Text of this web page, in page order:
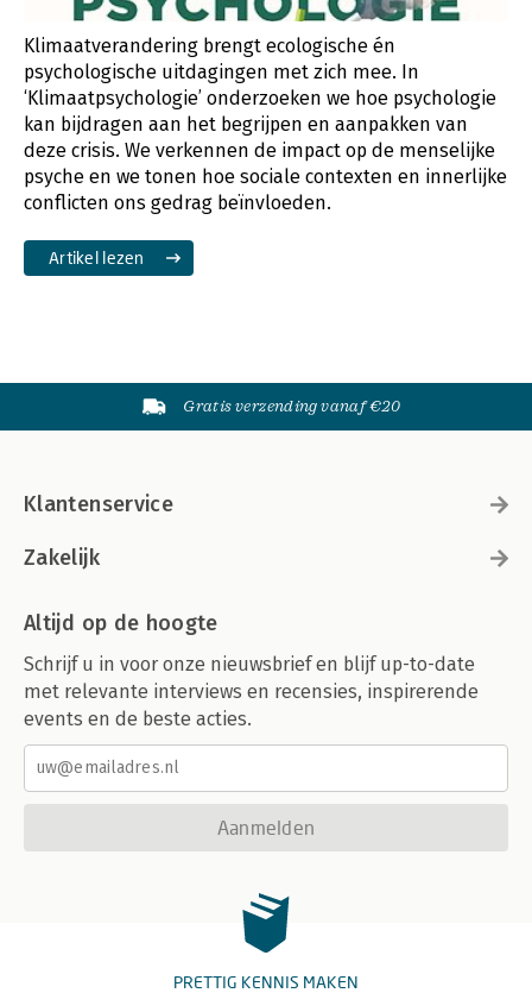
Klimaatverandering brengt ecologische én
psychologische uitdagingen met zich mee. In
‘Klimaatpsychologie’ onderzoeken we hoe psychologie
kan bijdragen aan het begrijpen en aanpakken van
deze crisis. We verkennen de impact op de menselijke
psyche en we tonen hoe sociale contexten en innerlijke
conflicten ons gedrag beïnvloeden.
Artikel lezen
Gratis verzending vanaf €20
Klantenservice
Zakelijk
Altijd op de hoogte
Schrijf u in voor onze nieuwsbrief en blijf up-to-date
met relevante interviews en recensies, inspirerende
events en de beste acties.
Aanmelden
PRETTIG KENNIS MAKEN